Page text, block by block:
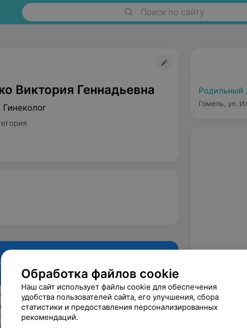
Поиск по сайту
Виктория Геннадьевна Родильный
Гомель, ул.
Обработка файлов cookie
Наш сайт использует файлы cookie для обеспечения
удобства пользователей сайта, его улучшения, сбора
статистики и предоставления персонализированных
рекомендаций.